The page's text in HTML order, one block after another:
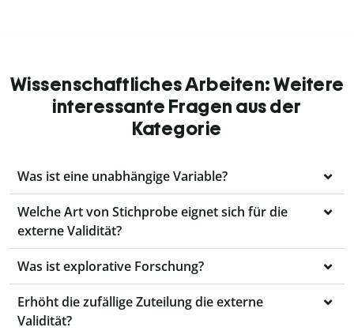
Wissenschaftliches Arbeiten: Weitere
interessante Fragen aus der
Kategorie
Was ist eine unabhängige Variable?
Welche Art von Stichprobe eignet sich für die
externe Validität?
Was ist explorative Forschung?
Erhöht die zufällige Zuteilung die externe
Validität?